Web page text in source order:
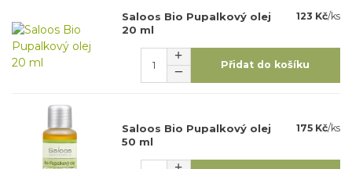
Saloos Bio Pupalkový olej
20 ml
123 Kč/ks
Přidat do košíku
Saloos Bio Pupalkový olej
50 ml
175 Kč/ks